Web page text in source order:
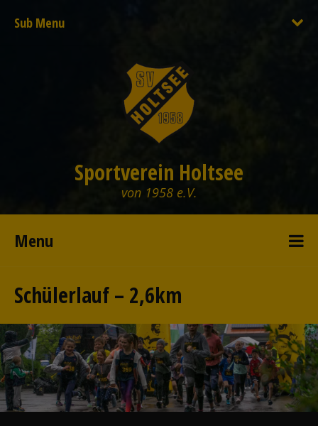
Sub Menu
Sportverein Holtsee
von 1958 e.V.
Menu
Schülerlauf – 2,6km